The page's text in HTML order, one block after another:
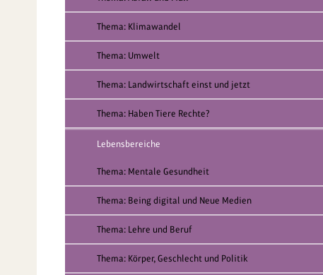
Thema: Klimawandel
Thema: Umwelt
Thema: Landwirtschaft einst und jetzt
Thema: Haben Tiere Rechte?
Lebensbereiche
Thema: Mentale Gesundheit
Thema: Being digital und Neue Medien
Thema: Lehre und Beruf
Thema: Körper, Geschlecht und Politik